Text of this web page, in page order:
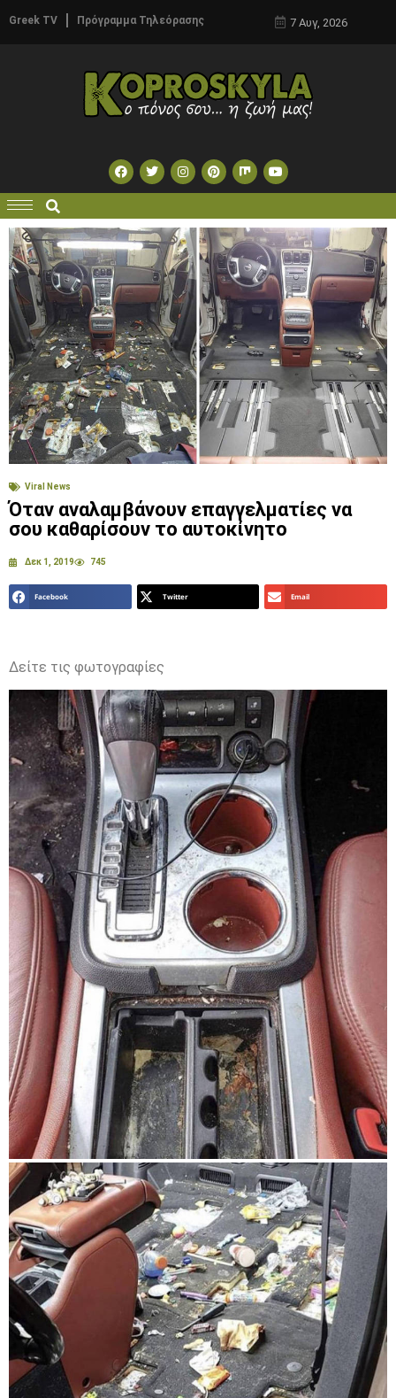
Greek TV Πρόγραμμα Τηλεόρασης 7 Αυγ, 2026
Viral News
Όταν αναλαμβάνουν επαγγελματίες να
σου καθαρίσουν το αυτοκίνητο
Δεκ 1, 2019 745
Facebook Twitter Email
Δείτε τις φωτογραφίες